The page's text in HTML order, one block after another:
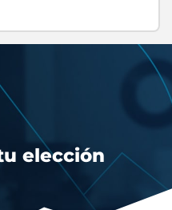
elección